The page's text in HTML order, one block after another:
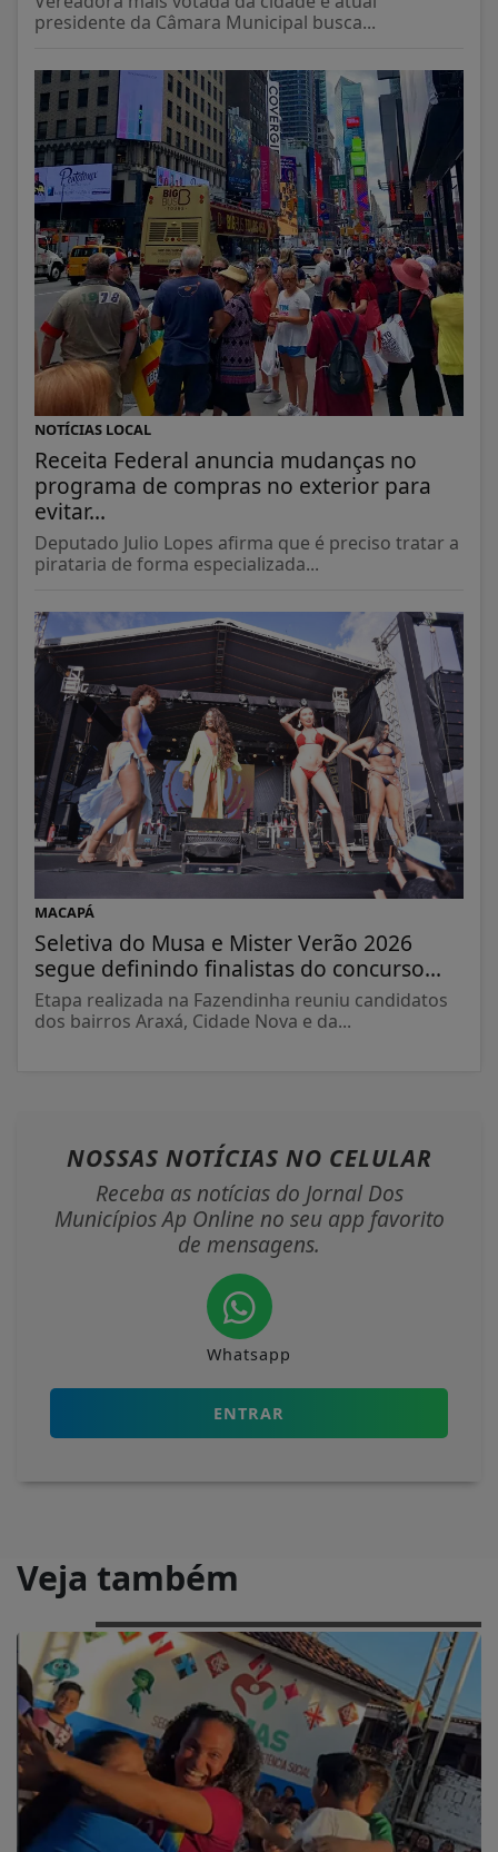
presidente da Câmara Municipal busca...
NOTÍCIAS LOCAL
Receita Federal anuncia mudanças no
programa de compras no exterior para
evitar...
Deputado Julio Lopes afirma que é preciso tratar a
pirataria de forma especializada...
MACAPÁ
Seletiva do Musa e Mister Verão 2026
segue definindo finalistas do concurso...
Etapa realizada na Fazendinha reuniu candidatos
dos bairros Araxá, Cidade Nova e da...
NOSSAS NOTÍCIAS NO CELULAR
Receba as notícias do Jornal Dos
Municípios Ap Online no seu app favorito
de mensagens.
Whatsapp
ENTRAR
Veja também